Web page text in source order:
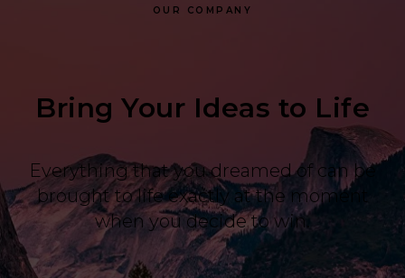
OUR COMPANY
Bring Your Ideas to Life
Everything that you dreamed of can be
brought to life exactly at the moment
when you decide to win.